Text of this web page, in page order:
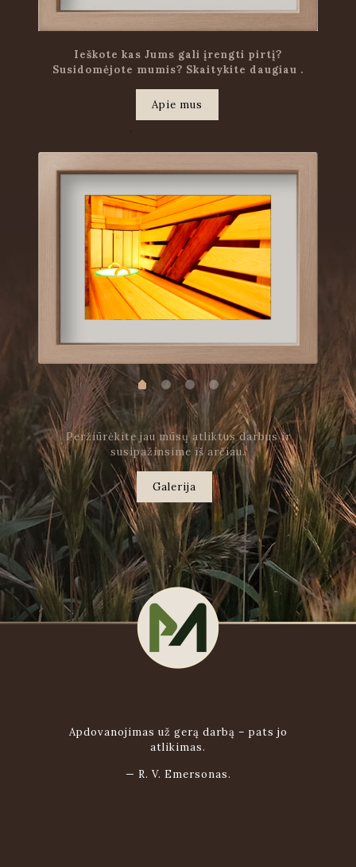
Ieškote kas Jums gali įrengti pirtį?
Susidomėjote mumis? Skaitykite daugiau .
.
Apie mus
Peržiūrėkite jau mūsų atliktus darbus ir
susipažinsime iš arčiau.
Galerija
Apdovanojimas už gerą darbą – pats jo
atlikimas.
— R. V. Emersonas.